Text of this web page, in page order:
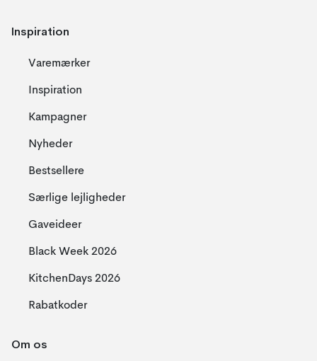
Inspiration
Varemærker
Inspiration
Kampagner
Nyheder
Bestsellere
Særlige lejligheder
Gaveideer
Black Week 2026
KitchenDays 2026
Rabatkoder
Om os